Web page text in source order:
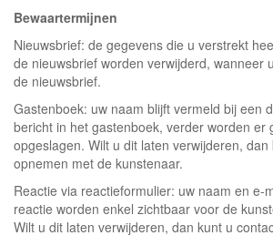
Bewaartermijnen
Nieuwsbrief: de gegevens die u verstrekt
de nieuwsbrief worden verwijderd, wanneer
de nieuwsbrief.
Gastenboek: uw naam blijft vermeld bij een
bericht in het gastenboek, verder worden er
opgeslagen. Wilt u dit laten verwijderen,
opnemen met de kunstenaar.
Reactie via reactieformulier: uw naam en e-
reactie worden enkel zichtbaar voor de
Wilt u dit laten verwijderen, dan kunt u